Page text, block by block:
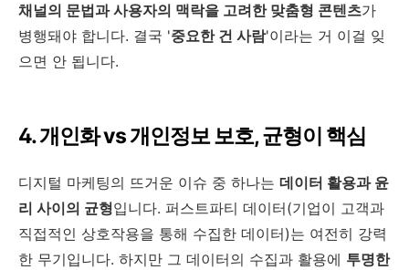
채널의 문법과 사용자의 맥락을 고려한 맞춤형 콘텐츠가
병행돼야 합니다. 결국 '중요한 건 사람'이라는 거 이걸 잊
으면 안 됩니다.
4. 개인화 vs 개인정보 보호, 균형이 핵심
디지털 마케팅의 뜨거운 이슈 중 하나는 데이터 활용과 윤
리 사이의 균형입니다. 퍼스트파티 데이터(기업이 고객과
직접적인 상호작용을 통해 수집한 데이터)는 여전히 강력
한 무기입니다. 하지만 그 데이터의 수집과 활용에 투명한